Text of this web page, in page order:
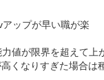
ップが早い職が楽
値が限界を超えて上
くなりすぎた場合は